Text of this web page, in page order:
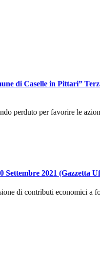
di Caselle in Pittari”
perduto per favorire le
2021 (Gazzetta
di contributi economici a